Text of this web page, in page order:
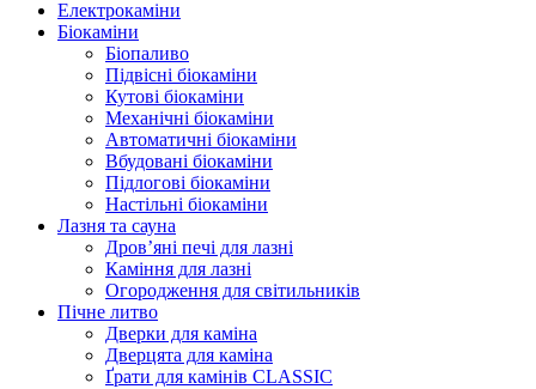
Електрокаміни
Біокаміни
Біопаливо
Підвісні біокаміни
Кутові біокаміни
Механічні біокаміни
Автоматичні біокаміни
Вбудовані біокаміни
Підлогові біокаміни
Настільні біокаміни
Лазня та сауна
Дров’яні печі для лазні
Каміння для лазні
Огородження для світильників
Пічне литво
Дверки для каміна
Дверцята для каміна
Ґрати для камінів CLASSIC